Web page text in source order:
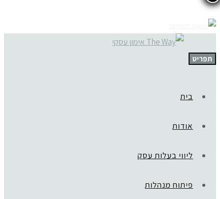
תפריט
בית
אודות
ליווי בעלות עסק
פיתוח מנהלות